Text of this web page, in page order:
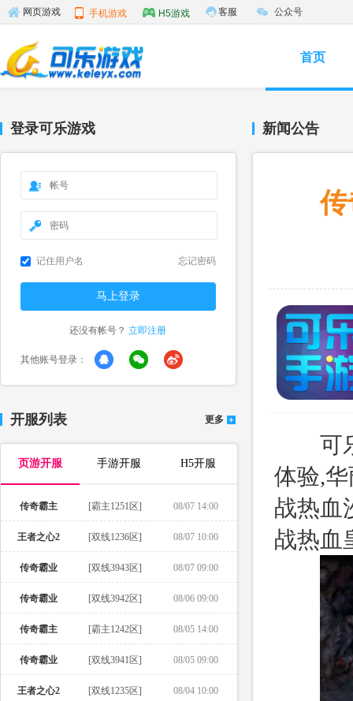
网页游戏 手机游戏 H5游戏 客服 公众号
首页
登录可乐游戏
记住用户名 忘记密码
还没有帐号？ 立即注册
其他账号登录：
开服列表 更多
页游开服 手游开服 H5开服
传奇霸主 [霸主1251区] 08/07 14:00
王者之心2 [双线1236区] 08/07 10:00
传奇霸业 [双线3943区] 08/07 09:00
传奇霸业 [双线3942区] 08/06 09:00
传奇霸主 [霸主1242区] 08/05 14:00
传奇霸业 [双线3941区] 08/05 09:00
王者之心2 [双线1235区] 08/04 10:00
新闻公告
可乐
体验,
战热血
战热血